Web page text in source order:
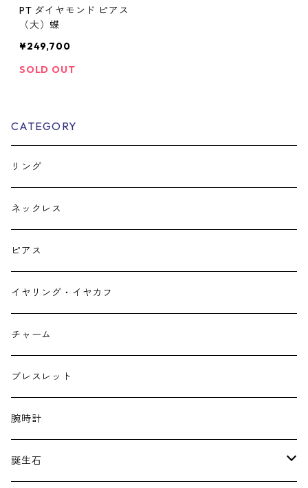
PT ダイヤモンド ピアス
（大）蝶
¥249,700
SOLD OUT
CATEGORY
リング
ネックレス
ピアス
イヤリング・イヤカフ
チャーム
ブレスレット
腕時計
誕生石